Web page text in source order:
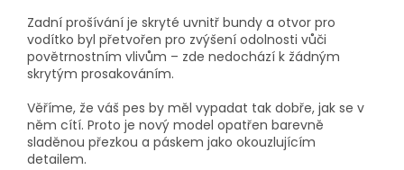
Zadní prošívání je skryté uvnitř bundy a otvor pro
vodítko byl přetvořen pro zvýšení odolnosti vůči
povětrnostním vlivům – zde nedochází k žádným
skrytým prosakováním.
Věříme, že váš pes by měl vypadat tak dobře, jak se v
něm cítí. Proto je nový model opatřen barevně
sladěnou přezkou a páskem jako okouzlujícím
detailem.